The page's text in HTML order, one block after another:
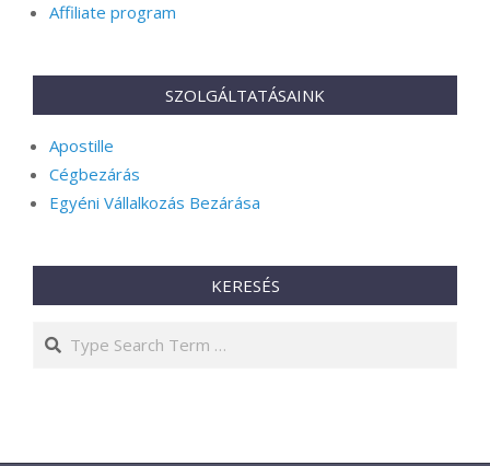
Affiliate program
SZOLGÁLTATÁSAINK
Apostille
Cégbezárás
Egyéni Vállalkozás Bezárása
KERESÉS
Search